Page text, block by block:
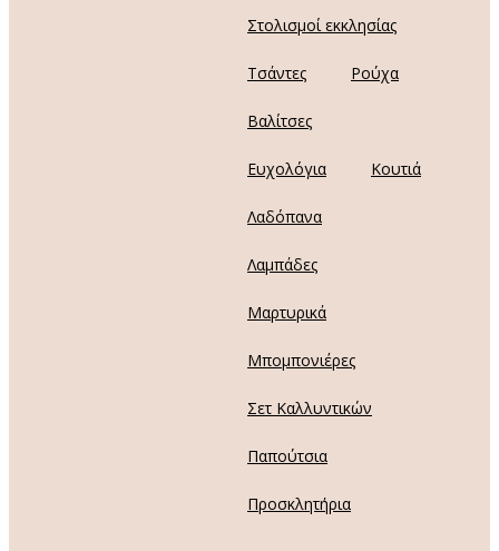
Στολισμοί εκκλησίας
Τσάντες Ρούχα
Βαλίτσες
Ευχολόγια Κουτιά
Λαδόπανα
Λαμπάδες
Μαρτυρικά
Μπομπονιέρες
Σετ Καλλυντικών
Παπούτσια
Προσκλητήρια